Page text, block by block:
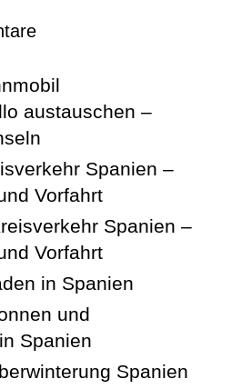
austauschen –
Spanien –
Vorfahrt
Spanien –
Vorfahrt
in Spanien
und
Spanien
Spanien